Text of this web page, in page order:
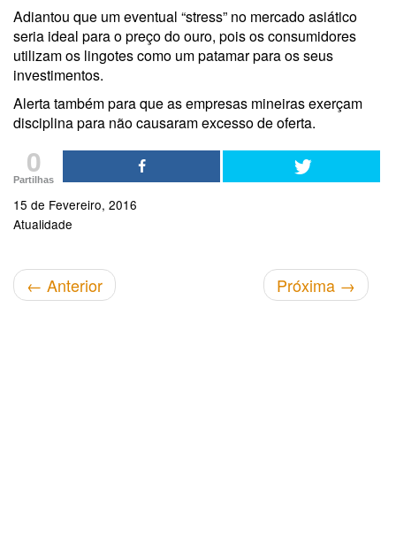
Adiantou que um eventual “stress” no mercado asiático
seria ideal para o preço do ouro, pois os consumidores
utilizam os lingotes como um patamar para os seus
investimentos.
Alerta também para que as empresas mineiras exerçam
disciplina para não causaram excesso de oferta.
0
Partilhas
15 de Fevereiro, 2016
Atualidade
← Anterior Próxima →